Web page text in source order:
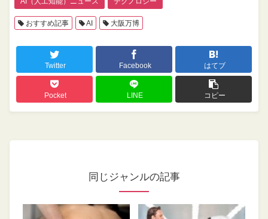
おすすめ記事 AI 大阪万博
Twitter Facebook はてブ
Pocket LINE コピー
同じジャンルの記事